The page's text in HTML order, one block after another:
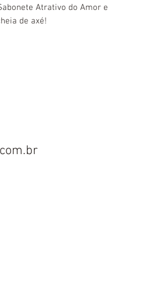
Atrativo do Amor e
de axé!